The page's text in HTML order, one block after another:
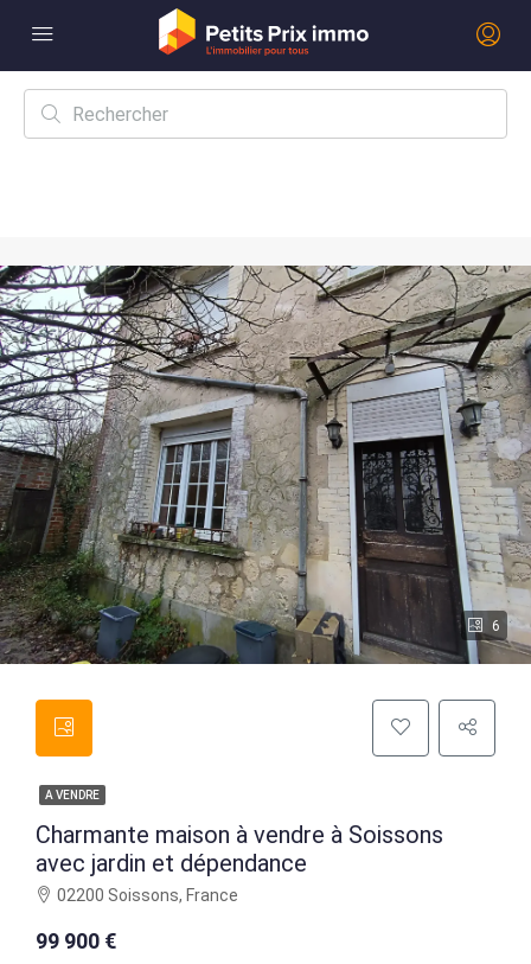
6
A VENDRE
Charmante maison à vendre à Soissons
avec jardin et dépendance
02200 Soissons, France
99 900 €